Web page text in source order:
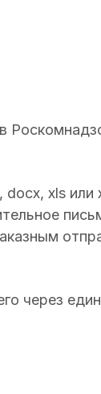
xls или
через